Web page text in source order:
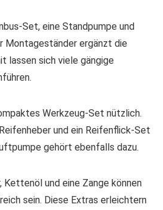
Set, eine Standpumpe und
Montageständer ergänzt die
lassen sich viele gängige
Werkzeug-Set nützlich.
und ein Reifenflick-Set
gehört ebenfalls dazu.
Kettenöl und eine Zange können
sein. Diese Extras erleichtern